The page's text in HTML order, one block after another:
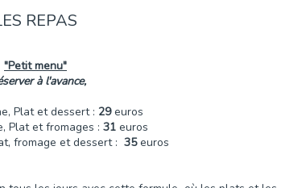
REPAS
"Petit menu"
à l'avance,
Plat et dessert : 29euros
Plat et fromages : 31 euros
fromage et dessert : 35euros